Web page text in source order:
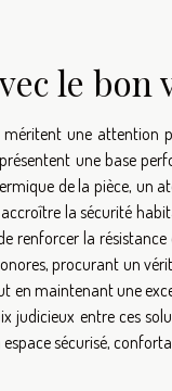
le bon
une attention
une base
de la pièce, un
la sécurité
renforcer la
procurant un
en maintenant une
judicieux entre ces
sécurisé,